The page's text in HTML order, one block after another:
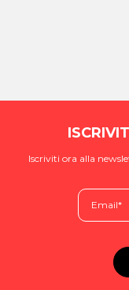
Iscriviti ora alla